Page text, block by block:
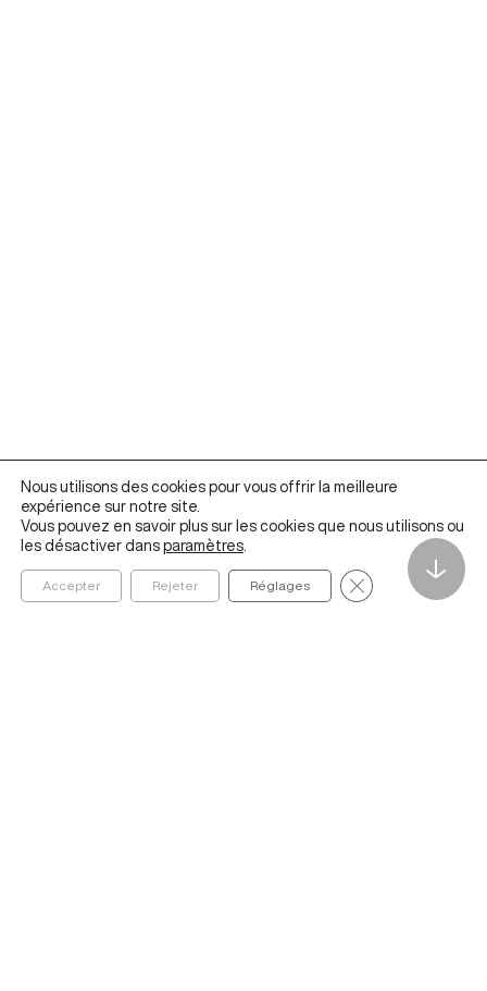
↓
Nous utilisons des cookies pour vous offrir la meilleure
expérience sur notre site.
Vous pouvez en savoir plus sur les cookies que nous utilisons ou
les désactiver dans paramètres
Accepter Rejeter Réglages Fermer la